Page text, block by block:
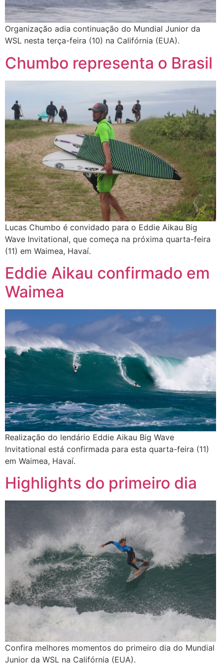
Organização adia continuação do Mundial Junior da
WSL nesta terça-feira (10) na Califórnia (EUA).
Chumbo representa o Brasil
Lucas Chumbo é convidado para o Eddie Aikau Big
Wave Invitational, que começa na próxima quarta-feira
(11) em Waimea, Havaí.
Eddie Aikau confirmado em
Waimea
Realização do lendário Eddie Aikau Big Wave
Invitational está confirmada para esta quarta-feira (11)
em Waimea, Havaí.
Highlights do primeiro dia
Confira melhores momentos do primeiro dia do Mundial
Junior da WSL na Califórnia (EUA).